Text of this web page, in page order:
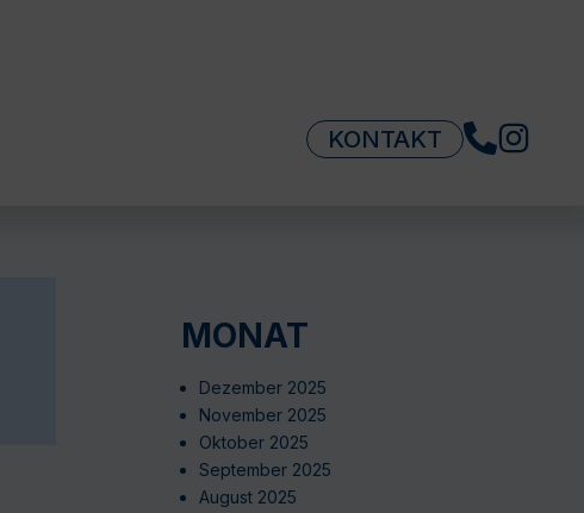
KONTAKT
MONAT
Dezember 2025
November 2025
Oktober 2025
September 2025
August 2025